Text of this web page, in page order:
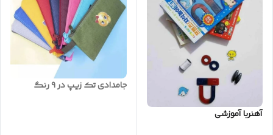
آهنربا آموزشی
جامدادی تک زیپ در ۹ رنگ